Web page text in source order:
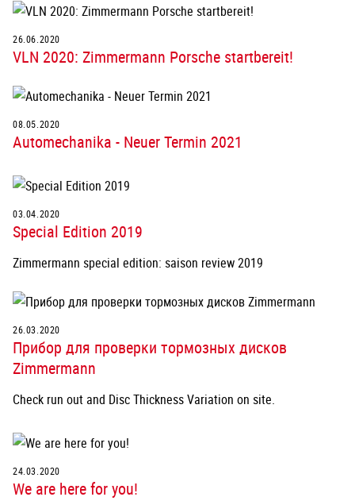
26.06.2020
VLN 2020: Zimmermann Porsche startbereit!
08.05.2020
Automechanika - Neuer Termin 2021
03.04.2020
Special Edition 2019
Zimmermann special edition: saison review 2019
26.03.2020
Прибор для проверки тормозных дисков
Zimmermann
Check run out and Disc Thickness Variation on site.
24.03.2020
We are here for you!